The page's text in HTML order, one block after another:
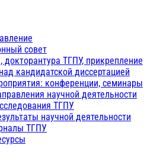
совет
докторантура ТГПУ, прикрепление
кандидатской диссертацией
конференции, семинары
научной деятельности
ТГПУ
научной деятельности
ТГПУ